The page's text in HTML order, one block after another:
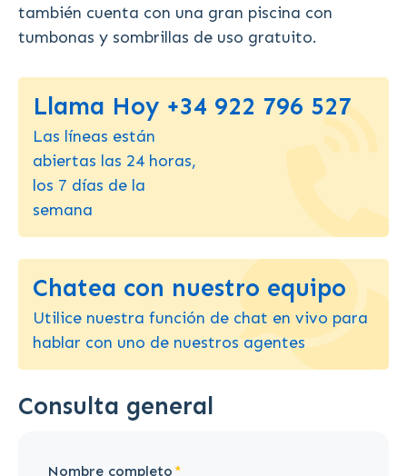
también cuenta con una gran piscina con
tumbonas y sombrillas de uso gratuito.
Llama Hoy +34 922 796 527
Las líneas están
abiertas las 24 horas,
los 7 días de la
semana
Chatea con nuestro equipo
Utilice nuestra función de chat en vivo para
hablar con uno de nuestros agentes
Consulta general
Nombre completo